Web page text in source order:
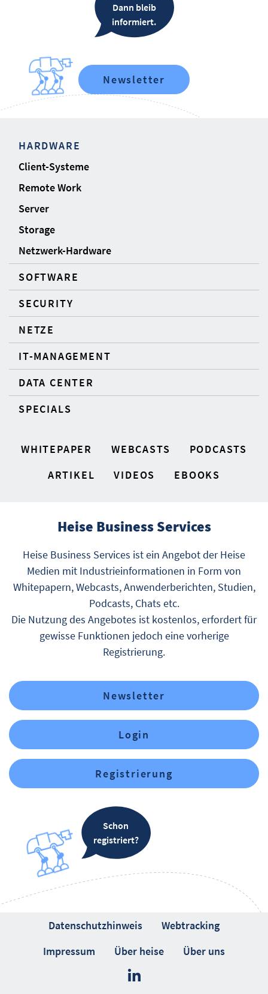
Dann bleib
informiert.
Newsletter
HARDWARE
Client-Systeme
Remote Work
Server
Storage
Netzwerk-Hardware
SOFTWARE
SECURITY
NETZE
IT-MANAGEMENT
DATA CENTER
SPECIALS
WHITEPAPER WEBCASTS
PODCASTS
ARTIKEL
VIDEOS EBOOKS
Heise Business Services
Heise Business Services ist ein Angebot der Heise
Medien mit Industrieinformationen in Form von
Whitepapern, Webcasts, Anwenderberichten, Studien,
Podcasts, Chats etc.
Die Nutzung des Angebotes ist kostenlos, erfordert für
gewisse Funktionen jedoch eine vorherige
Registrierung.
Newsletter
Login
Registrierung
Schon
registriert?
Datenschutzhinweis
Webtracking
Impressum
Über heise Über uns